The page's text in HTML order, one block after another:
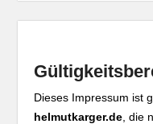
Dieses Impressum ist
helmutkarger.de , die